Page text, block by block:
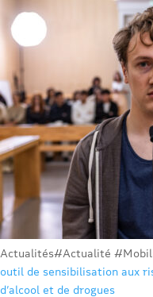
Actualités#Actualité
outil de sensibilisation aux
d’alcool et de drogues